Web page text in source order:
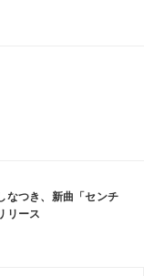
なつき、新曲「センチ
リース